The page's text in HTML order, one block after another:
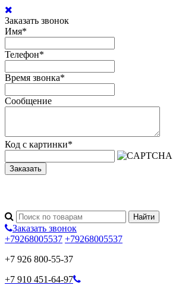
Заказать звонок
Имя*
Телефон*
Время звонка*
Сообщение
Код с картинки*
Заказать
Заказать звонок
+79268005537 +79268005537
+7 926 800-55-37
+7 910 451-64-97